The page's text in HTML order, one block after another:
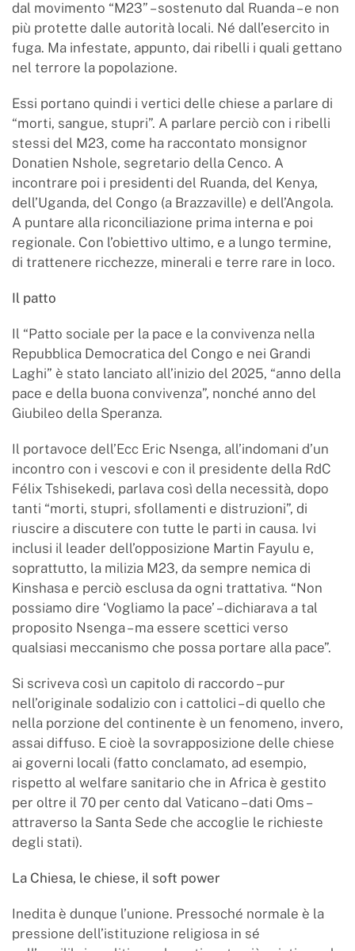
dal movimento “M23” – sostenuto dal Ruanda – e non
più protette dalle autorità locali. Né dall’esercito in
fuga. Ma infestate, appunto, dai ribelli i quali gettano
nel terrore la popolazione.
Essi portano quindi i vertici delle chiese a parlare di
“morti, sangue, stupri”. A parlare perciò con i ribelli
stessi del M23, come ha raccontato monsignor
Donatien Nshole, segretario della Cenco. A
incontrare poi i presidenti del Ruanda, del Kenya,
dell’Uganda, del Congo (a Brazzaville) e dell’Angola.
A puntare alla riconciliazione prima interna e poi
regionale. Con l’obiettivo ultimo, e a lungo termine,
di trattenere ricchezze, minerali e terre rare in loco.
Il patto
Il “Patto sociale per la pace e la convivenza nella
Repubblica Democratica del Congo e nei Grandi
Laghi” è stato lanciato all’inizio del 2025, “anno della
pace e della buona convivenza”, nonché anno del
Giubileo della Speranza.
Il portavoce dell’Ecc Eric Nsenga, all’indomani d’un
incontro con i vescovi e con il presidente della RdC
Félix Tshisekedi, parlava così della necessità, dopo
tanti “morti, stupri, sfollamenti e distruzioni”, di
riuscire a discutere con tutte le parti in causa. Ivi
inclusi il leader dell’opposizione Martin Fayulu e,
soprattutto, la milizia M23, da sempre nemica di
Kinshasa e perciò esclusa da ogni trattativa. “Non
possiamo dire ‘Vogliamo la pace’ – dichiarava a tal
proposito Nsenga – ma essere scettici verso
qualsiasi meccanismo che possa portare alla pace”.
Si scriveva così un capitolo di raccordo – pur
nell’originale sodalizio con i cattolici – di quello che
nella porzione del continente è un fenomeno, invero,
assai diffuso. E cioè la sovrapposizione delle chiese
ai governi locali (fatto conclamato, ad esempio,
rispetto al welfare sanitario che in Africa è gestito
per oltre il 70 per cento dal Vaticano – dati Oms –
attraverso la Santa Sede che accoglie le richieste
degli stati).
La Chiesa, le chiese, il soft power
Inedita è dunque l’unione. Pressoché normale è la
pressione dell’istituzione religiosa in sé